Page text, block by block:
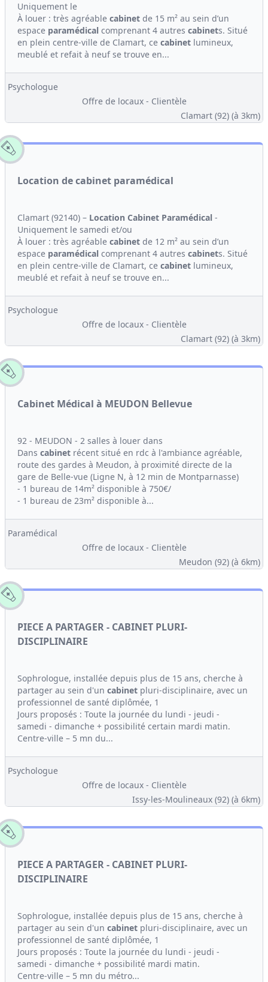
Uniquement le
À louer : très agréable cabinet de 15 m² au sein d’un
espace paramédical comprenant 4 autres cabinets. Situé
en plein centre-ville de Clamart, ce cabinet lumineux,
meublé et refait à neuf se trouve en...
Psychologue
Offre de locaux - Clientèle
Clamart (92) (à 3km)
Location de cabinet paramédical
Clamart (92140) – Location Cabinet Paramédical -
Uniquement le samedi et/ou
À louer : très agréable cabinet de 12 m² au sein d’un
espace paramédical comprenant 4 autres cabinets. Situé
en plein centre-ville de Clamart, ce cabinet lumineux,
meublé et refait à neuf se trouve en...
Psychologue
Offre de locaux - Clientèle
Clamart (92) (à 3km)
Cabinet Médical à MEUDON Bellevue
92 - MEUDON - 2 salles à louer dans
Dans cabinet récent situé en rdc à l'ambiance agréable,
route des gardes à Meudon, à proximité directe de la
gare de Belle-vue (Ligne N, à 12 min de Montparnasse)
- 1 bureau de 14m² disponible à 750€/
- 1 bureau de 23m² disponible à...
Paramédical
Offre de locaux - Clientèle
Meudon (92) (à 6km)
PIECE A PARTAGER - CABINET PLURI-
DISCIPLINAIRE
Sophrologue, installée depuis plus de 15 ans, cherche à
partager au sein d'un cabinet pluri-disciplinaire, avec un
professionnel de santé diplômée, 1
Jours proposés : Toute la journée du lundi - jeudi -
samedi - dimanche + possibilité certain mardi matin.
Centre-ville – 5 mn du...
Psychologue
Offre de locaux - Clientèle
Issy-les-Moulineaux (92) (à 6km)
PIECE A PARTAGER - CABINET PLURI-
DISCIPLINAIRE
Sophrologue, installée depuis plus de 15 ans, cherche à
partager au sein d'un cabinet pluri-disciplinaire, avec un
professionnel de santé diplômée, 1
Jours proposés : Toute la journée du lundi - jeudi -
samedi - dimanche + possibilité mardi matin.
Centre-ville – 5 mn du métro...